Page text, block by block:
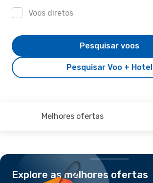
Voos diretos
Pesquisar Voo + Hotel
Pesquisar voos
Melhores ofertas
Explore as melhores ofertas